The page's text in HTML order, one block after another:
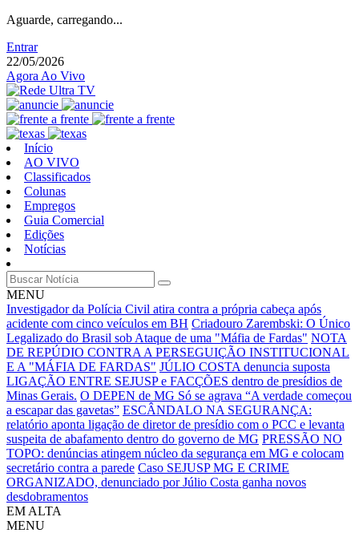
Aguarde, carregando...
Entrar
22/05/2026
Agora Ao Vivo
Início
AO VIVO
Classificados
Colunas
Empregos
Guia Comercial
Edições
Notícias
MENU
Investigador da Polícia Civil atira contra a própria cabeça após
acidente com cinco veículos em BH Criadouro Zarembski: O Único
Legalizado do Brasil sob Ataque de uma "Máfia de Fardas" NOTA
DE REPÚDIO CONTRA A PERSEGUIÇÃO INSTITUCIONAL
E A "MÁFIA DE FARDAS" JÚLIO COSTA denuncia suposta
LIGAÇÃO ENTRE SEJUSP e FACÇÕES dentro de presídios de
Minas Gerais. O DEPEN de MG Só se agrava “A verdade começou
a escapar das gavetas” ESCÂNDALO NA SEGURANÇA:
relatório aponta ligação de diretor de presídio com o PCC e levanta
suspeita de abafamento dentro do governo de MG PRESSÃO NO
TOPO: denúncias atingem núcleo da segurança em MG e colocam
secretário contra a parede Caso SEJUSP MG E CRIME
ORGANIZADO, denunciado por Júlio Costa ganha novos
desdobramentos
EM ALTA
MENU